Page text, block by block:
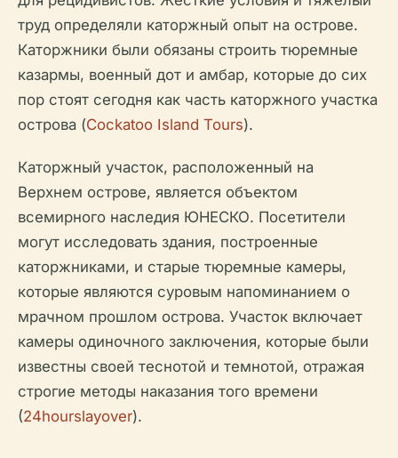
труд определяли каторжный опыт на острове.
Каторжники были обязаны строить тюремные
казармы, военный дот и амбар, которые до сих
пор стоят сегодня как часть каторжного участка
острова (Cockatoo Island Tours).
Каторжный участок, расположенный на
Верхнем острове, является объектом
всемирного наследия ЮНЕСКО. Посетители
могут исследовать здания, построенные
каторжниками, и старые тюремные камеры,
которые являются суровым напоминанием о
мрачном прошлом острова. Участок включает
камеры одиночного заключения, которые были
известны своей теснотой и темнотой, отражая
строгие методы наказания того времени
(24hourslayover).